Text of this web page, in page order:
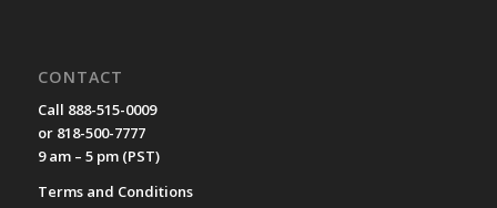
CONTACT
Call 888-515-0009
or 818-500-7777
9 am – 5 pm (PST)
Terms and Conditions